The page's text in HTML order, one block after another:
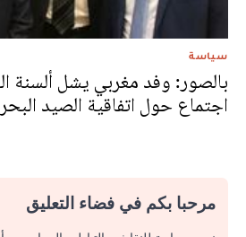
سياسة
بالصور: وفد مغربي يشل ألسنة
اجتماع حول اتفاقية الصيد
مرحبا بكم في فضاء التعليق